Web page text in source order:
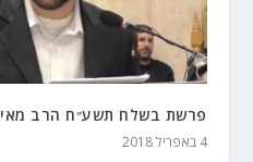
פרשת בשלח תשע״ח הרב
4 באפריל 2018